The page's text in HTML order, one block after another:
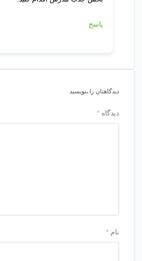
پاسخ
دیدگاهتان را بنویسید
دیدگاه *
نام *